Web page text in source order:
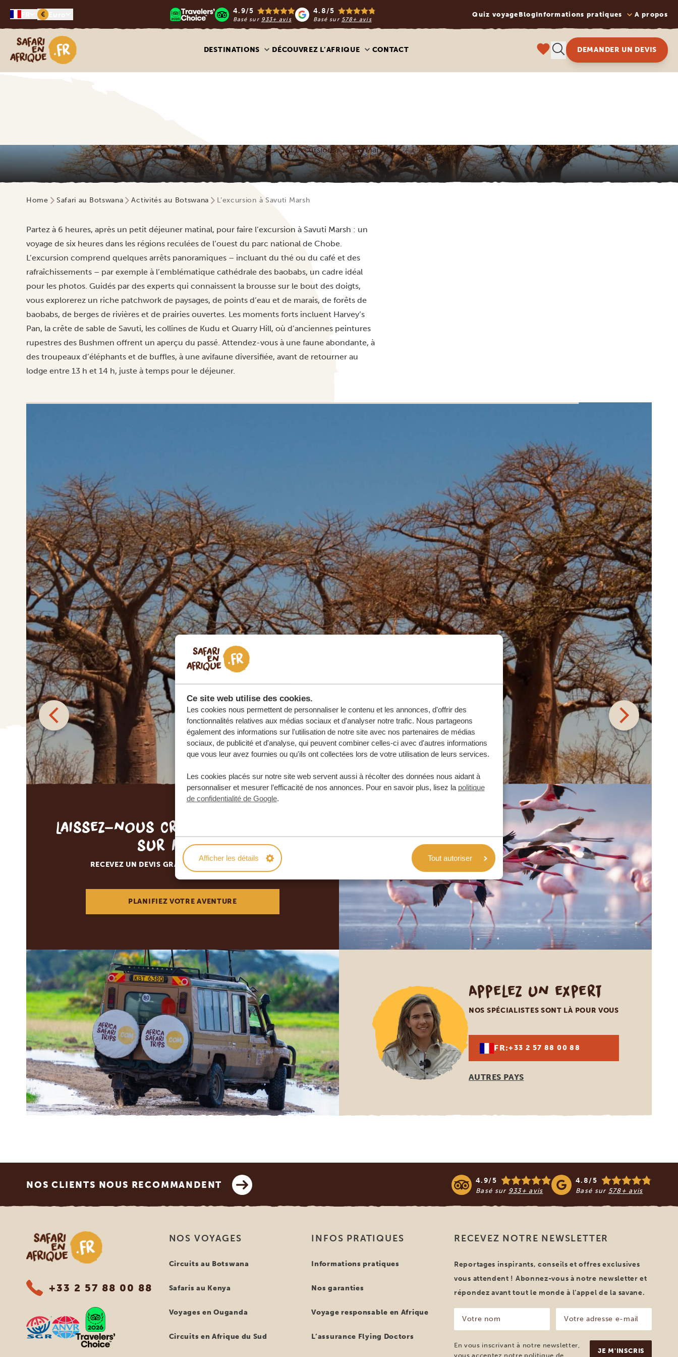
Ce site web utilise des cookies.
Les cookies nous permettent de personnaliser le contenu et les annonces, d'offrir des
fonctionnalités relatives aux médias sociaux et d'analyser notre trafic. Nous partageons
également des informations sur l'utilisation de notre site avec nos partenaires de médias
sociaux, de publicité et d'analyse, qui peuvent combiner celles-ci avec d'autres informations
que vous leur avez fournies ou qu'ils ont collectées lors de votre utilisation de leurs services.
Les cookies placés sur notre site web servent aussi à récolter des données nous aidant à
personnaliser et mesurer l’efficacité de nos annonces. Pour en savoir plus, lisez la politique
de confidentialité de Google.
Afficher les détails Tout autoriser
€ 4.9/5
Basé sur 933+ avis
4.8/5
Basé sur 578+ avis
Quiz voyage BlogInformations pratiques A propos
Safari en Afrique
DESTINATIONS DÉCOUVREZ L’AFRIQUE CONTACT DEMANDER UN DEVIS
L'excursion à Savuti Marsh
Home Safari au Botswana Activités au Botswana L’excursion à Savuti Marsh
Partez à 6 heures, après un petit déjeuner matinal, pour faire l’excursion à Savuti Marsh : un
voyage de six heures dans les régions reculées de l’ouest du parc national de Chobe.
L’excursion comprend quelques arrêts panoramiques – incluant du thé ou du café et des
rafraîchissements – par exemple à l’emblématique cathédrale des baobabs, un cadre idéal
pour les photos. Guidés par des experts qui connaissent la brousse sur le bout des doigts,
vous explorerez un riche patchwork de paysages, de points d’eau et de marais, de forêts de
baobabs, de berges de rivières et de prairies ouvertes. Les moments forts incluent Harvey’s
Pan, la crête de sable de Savuti, les collines de Kudu et Quarry Hill, où d’anciennes peintures
rupestres des Bushmen offrent un aperçu du passé. Attendez-vous à une faune abondante, à
des troupeaux d’éléphants et de buffles, à une avifaune diversifiée, avant de retourner au
lodge entre 13 h et 14 h, juste à temps pour le déjeuner.
Laissez-nous créer votre voyage
sur mesure
RECEVEZ UN DEVIS GRATUIT, SANS ENGAGEMENT
PLANIFIEZ VOTRE AVENTURE
Appelez un expert
NOS SPÉCIALISTES SONT LÀ POUR VOUS
FR:+33 2 57 88 00 88
AUTRES PAYS
NOS CLIENTS NOUS RECOMMANDENT 4.9/5
Basé sur 933+ avis
4.8/5
Basé sur 578+ avis
Safari en Afrique
+33 2 57 88 00 88
NOS VOYAGES
Circuits au Botswana
Safaris au Kenya
Voyages en Ouganda
Circuits en Afrique du Sud
INFOS PRATIQUES
Informations pratiques
Nos garanties
Voyage responsable en Afrique
L’assurance Flying Doctors
RECEVEZ NOTRE NEWSLETTER
Reportages inspirants, conseils et offres exclusives
vous attendent ! Abonnez-vous à notre newsletter et
répondez avant tout le monde à l’appel de la savane.
nom
(Nécessaire)
adresse
e-
mail
(Nécessaire)
En vous inscrivant à notre newsletter,
vous acceptez notre politique de